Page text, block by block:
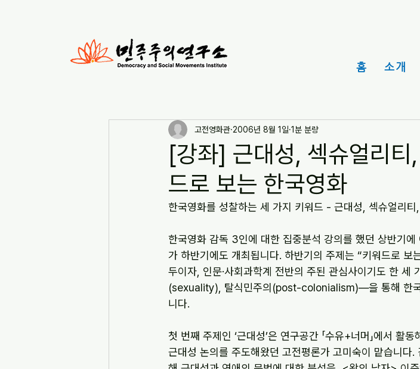
홈 소개
[강좌] 근대성, 섹슈얼리티
드로 보는 한국영화
고전영화관 2006년 8월 1일 1분 분량
한국영화를 성찰하는 세 가지 키워드 - 근대성, 섹슈얼리티,
한국영화 감독 3인에 대한 집중분석 강의를 했던 상반기
가 하반기에도 개최됩니다. 하반기의 주제는 “키워드로 보
두이자, 인문·사회과학계 전반의 주된 관심사이기도 한
(sexuality), 탈식민주의(post-colonialism)―을 통해 한국
니다.
첫 번째 주제인 ‘근대성’은 연구공간 「수유+너머」에서 활
근대성 논의를 주도해왔던 고전평론가 고미숙이 맡습니